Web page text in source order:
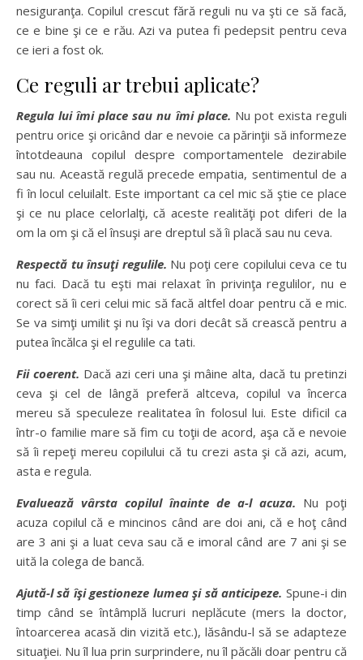
nesiguranţa. Copilul crescut fără reguli nu va şti ce să facă,
ce e bine şi ce e rău. Azi va putea fi pedepsit pentru ceva
ce ieri a fost ok.
Ce reguli ar trebui aplicate?
Regula lui îmi place sau nu îmi place. Nu pot exista reguli
pentru orice şi oricând dar e nevoie ca părinţii să informeze
întotdeauna copilul despre comportamentele dezirabile
sau nu. Această regulă precede empatia, sentimentul de a
fi în locul celuilalt. Este important ca cel mic să ştie ce place
şi ce nu place celorlalţi, că aceste realităţi pot diferi de la
om la om şi că el însuşi are dreptul să îi placă sau nu ceva.
Respectă tu însuţi regulile. Nu poţi cere copilului ceva ce tu
nu faci. Dacă tu eşti mai relaxat în privinţa regulilor, nu e
corect să îi ceri celui mic să facă altfel doar pentru că e mic.
Se va simţi umilit şi nu îşi va dori decât să crească pentru a
putea încălca şi el regulile ca tati.
Fii coerent. Dacă azi ceri una şi mâine alta, dacă tu pretinzi
ceva şi cel de lângă preferă altceva, copilul va încerca
mereu să speculeze realitatea în folosul lui. Este dificil ca
într-o familie mare să fim cu toţii de acord, aşa că e nevoie
să îi repeţi mereu copilului că tu crezi asta şi că azi, acum,
asta e regula.
Evaluează vârsta copilul înainte de a-l acuza. Nu poţi
acuza copilul că e mincinos când are doi ani, că e hoţ când
are 3 ani şi a luat ceva sau că e imoral când are 7 ani şi se
uită la colega de bancă.
Ajută-l să îşi gestioneze lumea şi să anticipeze. Spune-i din
timp când se întâmplă lucruri neplăcute (mers la doctor,
întoarcerea acasă din vizită etc.), lăsându-l să se adapteze
situaţiei. Nu îl lua prin surprindere, nu îl păcăli doar pentru că